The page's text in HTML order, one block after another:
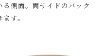
側面。両サイドのバック
す。